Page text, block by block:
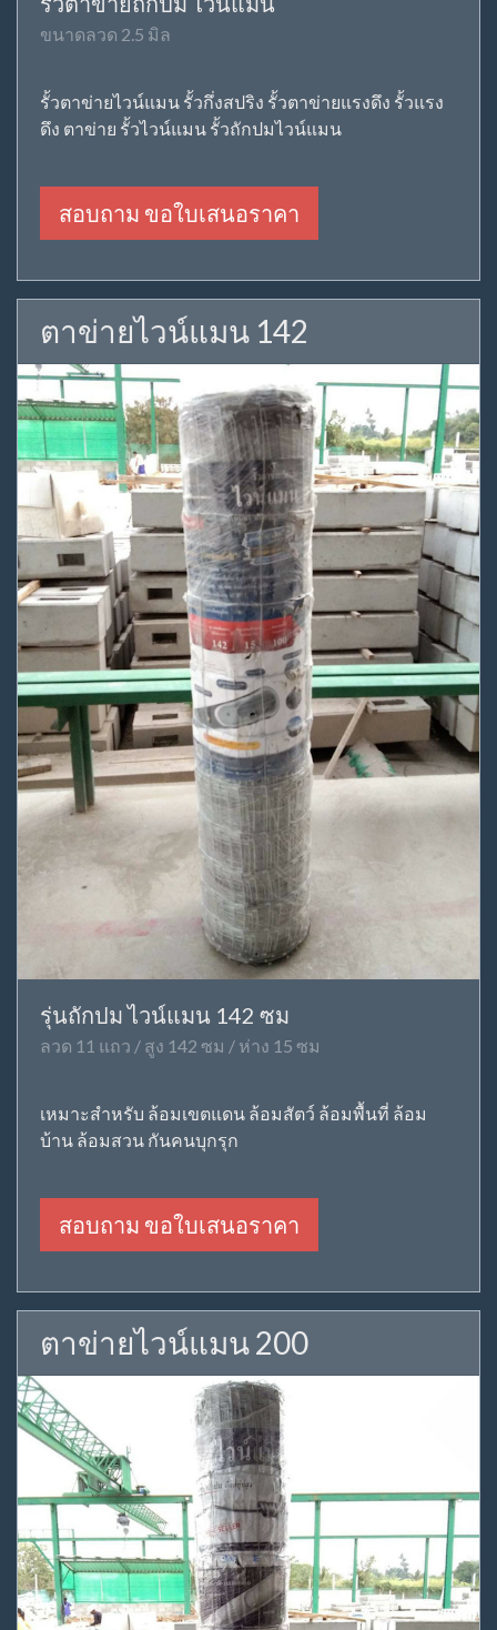
ขนาดลวด 2.5 มิล
รั้วตาข่ายไวน์แมน รั้วกึ่งสปริง รั้วตาข่ายแรงดึง รั้วแรง
ดึง ตาข่าย รั้วไวน์แมน รั้วถักปมไวน์แมน
สอบถาม ขอใบเสนอราคา
ตาข่ายไวน์แมน 142
รุ่นถักปม ไวน์แมน 142 ซม
ลวด 11 แถว / สูง 142 ซม / ห่าง 15 ซม
เหมาะสำหรับ ล้อมเขตแดน ล้อมสัตว์ ล้อมพื้นที่ ล้อม
บ้าน ล้อมสวน กันคนบุกรุก
สอบถาม ขอใบเสนอราคา
ตาข่ายไวน์แมน 200